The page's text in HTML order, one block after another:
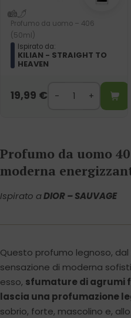
Profumo da uomo – 406
(50ml)
Ispirato da:
KILIAN - STRAIGHT TO
HEAVEN
19,99 €
Profumo da uomo
moderna
Ispirato aDIOR – SAUVAGE
Questo profumo legnoso,
sensazione di moderna
esso, sfumature di agrumi
lascia una profumazione
sobrio, forte, mascolino e,